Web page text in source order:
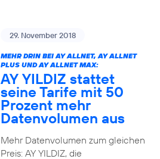
29. November 2018
MEHR DRIN BEI AY ALLNET, AY ALLNET
PLUS UND AY ALLNET MAX:
AY YILDIZ stattet
seine Tarife mit 50
Prozent mehr
Datenvolumen aus
Mehr Datenvolumen zum gleichen
Preis: AY YILDIZ, die